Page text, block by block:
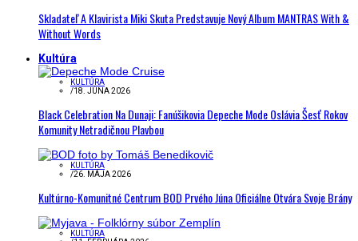
Skladateľ A Klavirista Miki Skuta Predstavuje Nový Album MANTRAS With &
Without Words
Kultúra
KULTÚRA
/18. JÚNA 2026
Black Celebration Na Dunaji: Fanúšikovia Depeche Mode Oslávia Šesť Rokov
Komunity Netradičnou Plavbou
KULTÚRA
/26. MÁJA 2026
Kultúrno-Komunitné Centrum BOD Prvého Júna Oficiálne Otvára Svoje Brány
KULTÚRA